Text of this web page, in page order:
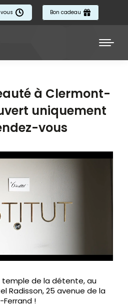
Bon cadeau
à Clermont-
uniquement
vous
temple de la détente, au
Radisson, 25 avenue de la
!